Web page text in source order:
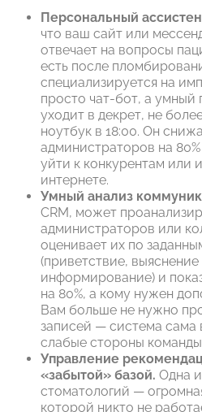
Персональный
что ваш сайт или
отвечает на вопросы
есть после
специализируется на
просто чат-бот, а
уходит в декрет, не
ноутбук в 18:00. Он
администраторов на
уйти к конкурентам или
интернете.
Умный анализ
CRM, может
администраторов или
оценивает их по
(приветствие,
информирование) и
на 80%, а кому нужен
Вам больше не нужно
записей — система сама
слабые стороны
Управление
«забытой» базой. Одна
стоматологий —
которой никто не